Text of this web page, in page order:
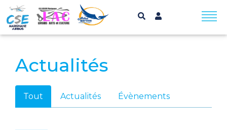
Actualités
Actualités
Tout Actualités Évènements